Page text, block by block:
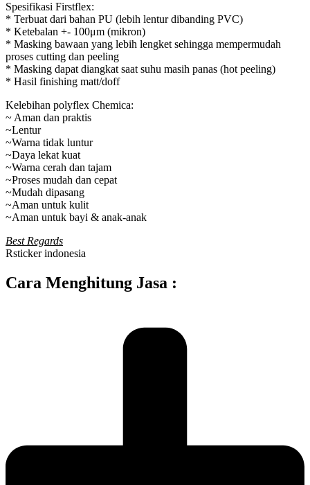
Spesifikasi Firstflex:
* Terbuat dari bahan PU (lebih lentur dibanding PVC)
* Ketebalan +- 100μm (mikron)
* Masking bawaan yang lebih lengket sehingga mempermudah
proses cutting dan peeling
* Masking dapat diangkat saat suhu masih panas (hot peeling)
* Hasil finishing matt/doff
Kelebihan polyflex Chemica:
~ Aman dan praktis
~Lentur
~Warna tidak luntur
~Daya lekat kuat
~Warna cerah dan tajam
~Proses mudah dan cepat
~Mudah dipasang
~Aman untuk kulit
~Aman untuk bayi & anak-anak
Best Regards
Rsticker indonesia
Cara Menghitung Jasa :